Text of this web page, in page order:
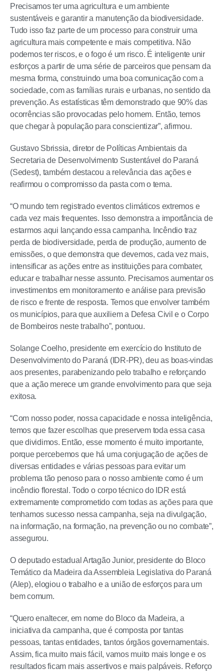
Precisamos ter uma agricultura e um ambiente
sustentáveis e garantir a manutenção da biodiversidade.
Tudo isso faz parte de um processo para construir uma
agricultura mais competente e mais competitiva. Não
podemos ter riscos, e o fogo é um risco. É inteligente unir
esforços a partir de uma série de parceiros que pensam da
mesma forma, construindo uma boa comunicação com a
sociedade, com as famílias rurais e urbanas, no sentido da
prevenção. As estatísticas têm demonstrado que 90% das
ocorrências são provocadas pelo homem. Então, temos
que chegar à população para conscientizar”, afirmou.
Gustavo Sbrissia, diretor de Políticas Ambientais da
Secretaria de Desenvolvimento Sustentável do Paraná
(Sedest), também destacou a relevância das ações e
reafirmou o compromisso da pasta com o tema.
“O mundo tem registrado eventos climáticos extremos e
cada vez mais frequentes. Isso demonstra a importância de
estarmos aqui lançando essa campanha. Incêndio traz
perda de biodiversidade, perda de produção, aumento de
emissões, o que demonstra que devemos, cada vez mais,
intensificar as ações entre as instituições para combater,
educar e trabalhar nesse assunto. Precisamos aumentar os
investimentos em monitoramento e análise para previsão
de risco e frente de resposta. Temos que envolver também
os municípios, para que auxiliem a Defesa Civil e o Corpo
de Bombeiros neste trabalho”, pontuou.
Solange Coelho, presidente em exercício do Instituto de
Desenvolvimento do Paraná (IDR-PR), deu as boas-vindas
aos presentes, parabenizando pelo trabalho e reforçando
que a ação merece um grande envolvimento para que seja
exitosa.
“Com nosso poder, nossa capacidade e nossa inteligência,
temos que fazer escolhas que preservem toda essa casa
que dividimos. Então, esse momento é muito importante,
porque percebemos que há uma conjugação de ações de
diversas entidades e várias pessoas para evitar um
problema tão penoso para o nosso ambiente como é um
incêndio florestal. Todo o corpo técnico do IDR está
extremamente comprometido com todas as ações para que
tenhamos sucesso nessa campanha, seja na divulgação,
na informação, na formação, na prevenção ou no combate”,
assegurou.
O deputado estadual Artagão Junior, presidente do Bloco
Temático da Madeira da Assembleia Legislativa do Paraná
(Alep), elogiou o trabalho e a união de esforços para um
bem comum.
“Quero enaltecer, em nome do Bloco da Madeira, a
iniciativa da campanha, que é composta por tantas
pessoas, tantas entidades, tantos órgãos governamentais.
Assim, fica muito mais fácil, vamos muito mais longe e os
resultados ficam mais assertivos e mais palpáveis. Reforço